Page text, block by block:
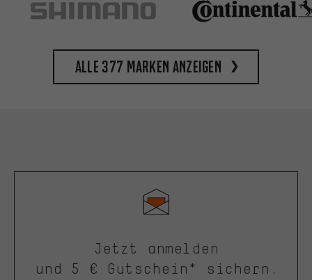
Alle 377 Marken anzeigen
Jetzt anmelden
und 5 € Gutschein* sichern.